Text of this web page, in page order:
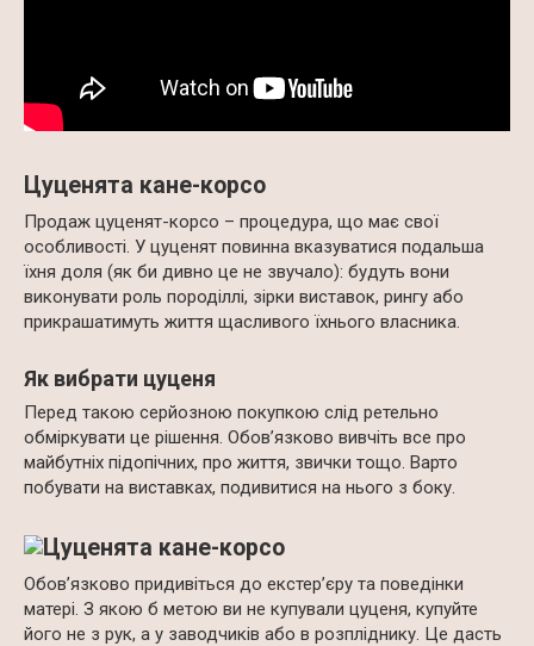
Цуценята кане-корсо
Продаж цуценят-корсо – процедура, що має свої
особливості. У цуценят повинна вказуватися подальша
їхня доля (як би дивно це не звучало): будуть вони
виконувати роль породіллі, зірки виставок, рингу або
прикрашатимуть життя щасливого їхнього власника.
Як вибрати цуценя
Перед такою серйозною покупкою слід ретельно
обміркувати це рішення. Обов’язково вивчіть все про
майбутніх підопічних, про життя, звички тощо. Варто
побувати на виставках, подивитися на нього з боку.
Обов’язково придивіться до екстер’єру та поведінки
матері. З якою б метою ви не купували цуценя, купуйте
його не з рук, а у заводчиків або в розпліднику. Це дасть